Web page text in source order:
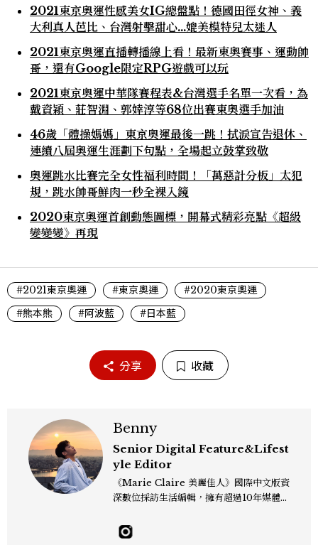
2021東京奧運性感美女IG總盤點！德國田徑女神、義
大利真人芭比、台灣射擊甜心…媲美模特兒太迷人
2021東京奧運直播轉播線上看！最新東奧賽事、運動帥
哥，還有Google限定RPG遊戲可以玩
2021東京奧運中華隊賽程表&台灣選手名單一次看，為
戴資穎、莊智淵、郭婞淳等68位出賽東奧選手加油
46歲「體操媽媽」東京奧運最後一跳！拭淚宣告退休、
連續八屆奧運生涯劃下句點，全場起立鼓掌致敬
奧運跳水比賽完全女性福利時間！「萬惡計分板」太犯
規，跳水帥哥鮮肉一秒全裸入鏡
2020東京奧運首創動態圖標，開幕式精彩亮點《超級
變變變》再現
#2021東京奧運 #東京奧運
#2020東京奧運
#熊本熊
#阿波藍 #日本藍
分享 收藏
Benny
Senior Digital Feature&Lifest
yle Editor
《Marie Claire 美麗佳人》國際中文版資
深數位採訪生活編輯，擁有超過10年媒體與
飯店、奢華旅宿、旅遊景點、航空等領域，